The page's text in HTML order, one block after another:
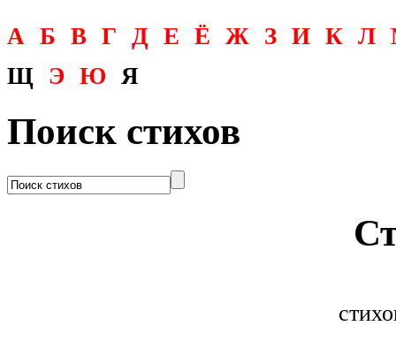
А Б В Г Д Е Ё Ж З И К Л
Щ
Э Ю Я
Поиск стихов